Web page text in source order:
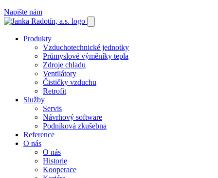
Napište nám
Produkty
Vzduchotechnické jednotky
Průmyslové výměníky tepla
Zdroje chladu
Ventilátory
Čističky vzduchu
Retrofit
Služby
Servis
Návrhový software
Podniková zkušebna
Reference
O nás
O nás
Historie
Kooperace